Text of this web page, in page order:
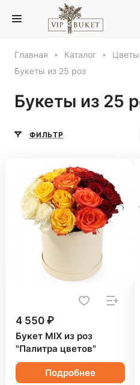
Главная Каталог Цветы
Букеты из 25 роз
Букеты из 25
ФИЛЬТР
4 550 ₽
Букет MIX из роз
"Палитра цветов"
Подробнее